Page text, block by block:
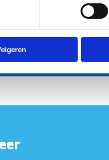
je nog een